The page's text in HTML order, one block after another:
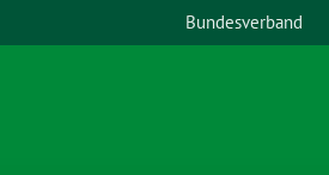
Bundesverband